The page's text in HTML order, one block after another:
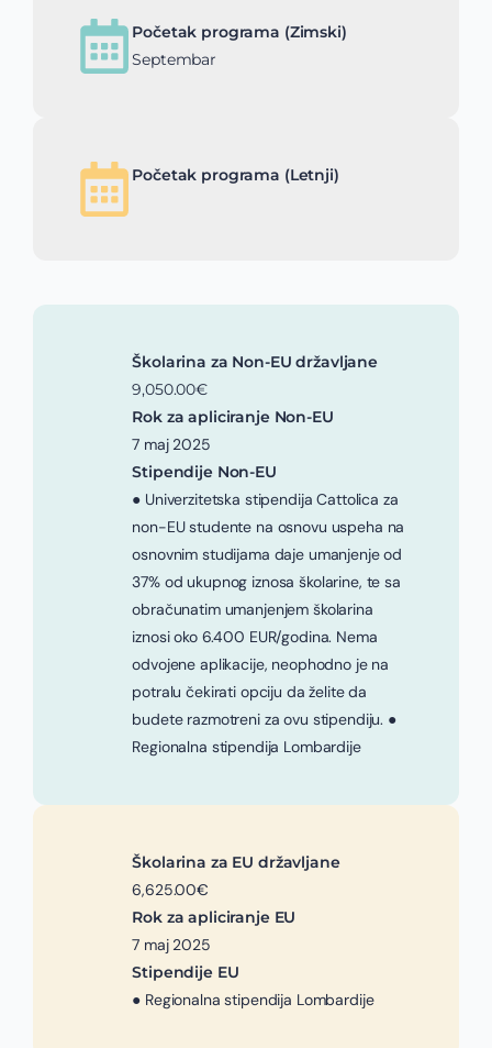
Početak programa (Zimski)
Septembar
Početak programa (Letnji)
Školarina za Non-EU državljane
9,050.00€
Rok za apliciranje Non-EU
7 maj 2025
Stipendije Non-EU
● Univerzitetska stipendija Cattolica za
non-EU studente na osnovu uspeha na
osnovnim studijama daje umanjenje od
37% od ukupnog iznosa školarine, te sa
obračunatim umanjenjem školarina
iznosi oko 6.400 EUR/godina. Nema
odvojene aplikacije, neophodno je na
potralu čekirati opciju da želite da
budete razmotreni za ovu stipendiju. ●
Regionalna stipendija Lombardije
Školarina za EU državljane
6,625.00€
Rok za apliciranje EU
7 maj 2025
Stipendije EU
● Regionalna stipendija Lombardije